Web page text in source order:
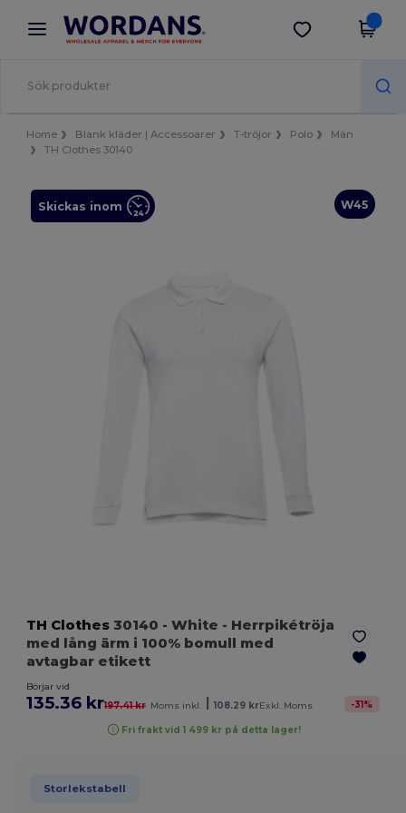
× Wordans-app
Bättre priser i appen!
Hämta app
Home Blank kläder | Accessoarer T-tröjor Polo
Män
TH Clothes 30140
W45
Skickas inom
TH Clothes 30140 - White - Herrpikétröja
med lång ärm i 100% bomull med
avtagbar etikett
Börjar vid
135.36 kr197.41 kr Moms inkl. 108.29 krExkl. Moms -31%
Fri frakt vid 1 499 kr på detta lager!
Storlekstabell